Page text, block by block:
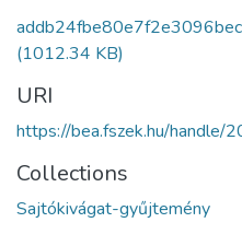
(1012.34 KB)
URI
https://bea.fszek.hu/
Collections
Sajtókivágat-gyűjtemény